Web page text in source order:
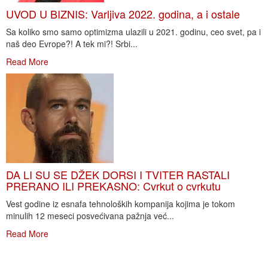
UVOD U BIZNIS: Varljiva 2022. godina, a i ostale
Sa koliko smo samo optimizma ulazili u 2021. godinu, ceo svet, pa i
naš deo Evrope?! A tek mi?! Srbi...
Read More
DA LI SU SE DŽEK DORSI I TVITER RASTALI
PRERANO ILI PREKASNO: Cvrkut o cvrkutu
Vest godine iz esnafa tehnoloških kompanija kojima je tokom
minulih 12 meseci posvećivana pažnja već...
Read More